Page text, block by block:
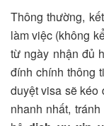
Thông thường,
làm việc (không
từ ngày nhận đủ
đính chính thông
duyệt visa sẽ kéo
nhanh nhất,